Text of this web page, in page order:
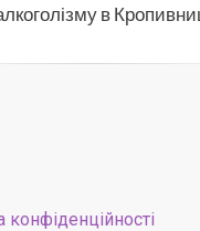
в
конфіденційності